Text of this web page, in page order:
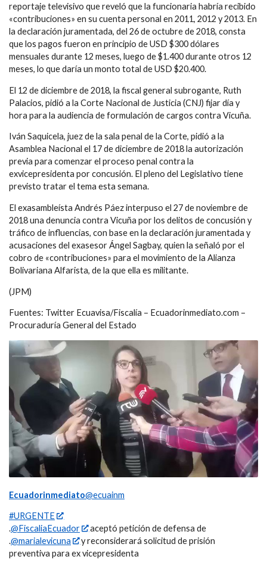
reportaje televisivo que reveló que la funcionaria habría recibido
«contribuciones» en su cuenta personal en 2011, 2012 y 2013. En
la declaración juramentada, del 26 de octubre de 2018, consta
que los pagos fueron en principio de USD $300 dólares
mensuales durante 12 meses, luego de $1.400 durante otros 12
meses, lo que daría un monto total de USD $20.400.
El 12 de diciembre de 2018, la fiscal general subrogante, Ruth
Palacios, pidió a la Corte Nacional de Justicia (CNJ) fijar día y
hora para la audiencia de formulación de cargos contra Vicuña.
Iván Saquicela, juez de la sala penal de la Corte, pidió a la
Asamblea Nacional el 17 de diciembre de 2018 la autorización
previa para comenzar el proceso penal contra la
exvicepresidenta por concusión. El pleno del Legislativo tiene
previsto tratar el tema esta semana.
El exasambleísta Andrés Páez interpuso el 27 de noviembre de
2018 una denuncia contra Vicuña por los delitos de concusión y
tráfico de influencias, con base en la declaración juramentada y
acusaciones del exasesor Ángel Sagbay, quien la señaló por el
cobro de «contribuciones» para el movimiento de la Alianza
Bolivariana Alfarista, de la que ella es militante.
(JPM)
Fuentes: Twitter Ecuavisa/Fiscalía – Ecuadorinmediato.com –
Procuraduría General del Estado
Ecuadorinmediato@ecuainm
#URGENTE
.@FiscaliaEcuador
aceptó petición de defensa de
.@marialevicuna
y reconsiderará solicitud de prisión
preventiva para ex vicepresidenta